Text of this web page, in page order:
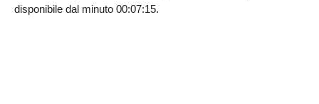
disponibile dal minuto 00:07:15.